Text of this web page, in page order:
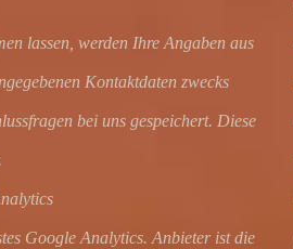
lassen, werden Ihre Angaben aus
Kontaktdaten zwecks
bei uns gespeichert. Diese
Google Analytics. Anbieter ist die